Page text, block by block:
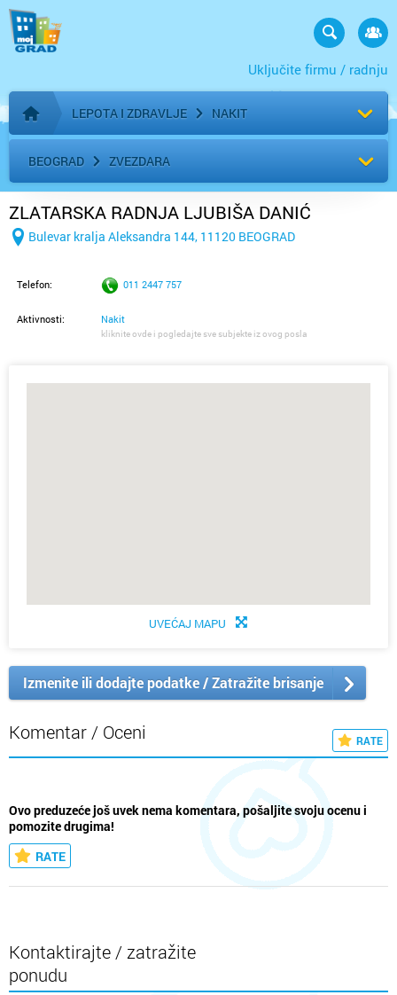
Uključite firmu / radnju
Početna stranica
LEPOTA I ZDRAVLJE NAKIT
BEOGRAD ZVEZDARA
ZLATARSKA RADNJA LJUBIŠA DANIĆ
Bulevar kralja Aleksandra 144, 11120 BEOGRAD
Telefon: 011 2447 757
Aktivnosti: Nakit
kliknite ovde i pogledajte sve subjekte iz ovog posla
UVEĆAJ MAPU
Izmenite ili dodajte podatke / Zatražite brisanje
Komentar / Oceni RATE
Ovo preduzeće još uvek nema komentara, pošaljite svoju ocenu i
pomozite drugima!
RATE
Kontaktirajte / zatražite
ponudu